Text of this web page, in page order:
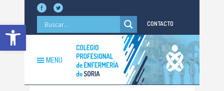
Abrir barra de herramientas CONTACTO
MENU